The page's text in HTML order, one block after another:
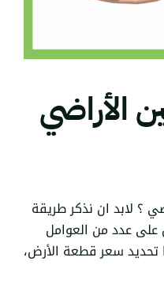
الأراضي
؟ لابد ان نذكر طريقة
عدد من العوامل
سعر قطعة الأرض،